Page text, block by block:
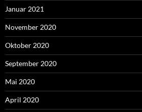
Januar 2021
November 2020
Oktober 2020
September 2020
Mai 2020
April 2020